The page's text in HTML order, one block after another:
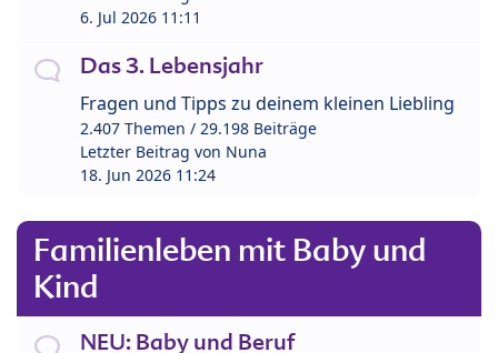
6. Jul 2026 11:11
Das 3. Lebensjahr
Fragen und Tipps zu deinem kleinen Liebling
2.407 Themen / 29.198 Beiträge
Letzter Beitrag von Nuna
18. Jun 2026 11:24
Familienleben mit Baby und
Kind
NEU: Baby und Beruf